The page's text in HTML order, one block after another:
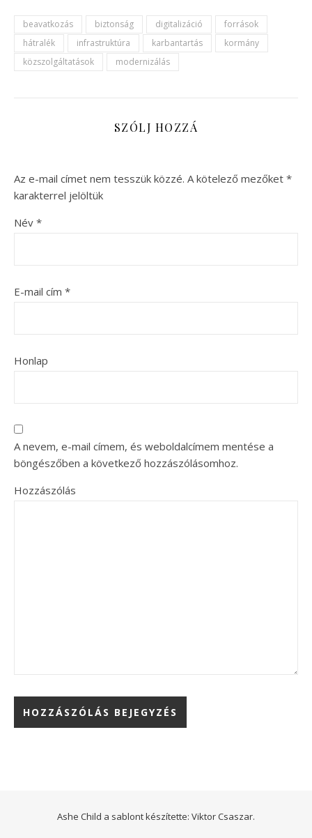
beavatkozás biztonság digitalizáció
források
hátralék
infrastruktúra karbantartás
kormány
közszolgáltatások
modernizálás
SZÓLJ HOZZÁ
Az e-mail címet nem tesszük közzé. A kötelező mezőket *
karakterrel jelöltük
Név *
E-mail cím *
Honlap
A nevem, e-mail címem, és weboldalcímem mentése a
böngészőben a következő hozzászólásomhoz.
Hozzászólás
Ashe Child a sablont készítette: Viktor Csaszar.